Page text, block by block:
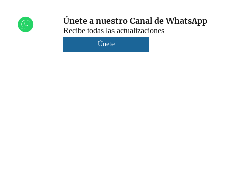
Únete a nuestro Canal de WhatsApp
Recibe todas las actualizaciones
Únete